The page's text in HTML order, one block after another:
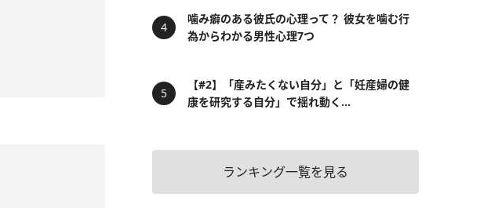
噛み癖のある彼氏の心理って？ 彼女を噛む行
為からわかる男性心理7つ
【#2】「産みたくない自分」と「妊産婦の健
康を研究する自分」で揺れ動く...
ランキング一覧を見る